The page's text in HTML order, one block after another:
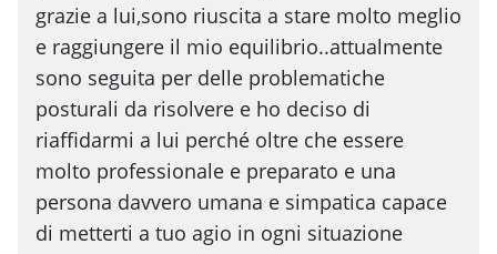
grazie a lui,sono riuscita a stare molto meglio
e raggiungere il mio equilibrio..attualmente
sono seguita per delle problematiche
posturali da risolvere e ho deciso di
riaffidarmi a lui perché oltre che essere
molto professionale e preparato e una
persona davvero umana e simpatica capace
di metterti a tuo agio in ogni situazione